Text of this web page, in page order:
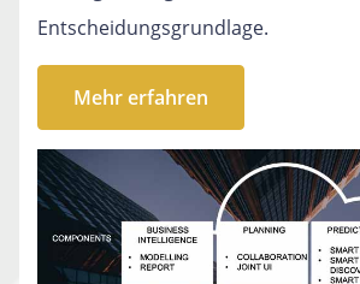
Entscheidungsgrundlage.
Mehr erfahren